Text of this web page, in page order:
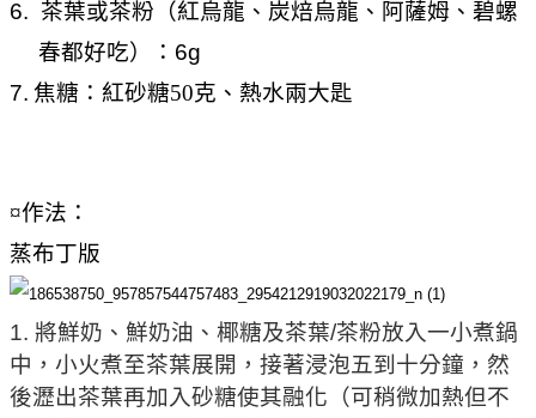
6. 茶葉或茶粉（紅烏龍、炭焙烏龍、阿薩姆、碧螺
春都好吃）：6g
7. 焦糖：紅砂糖50克、熱水兩大匙
¤作法：
蒸布丁版
1. 將鮮奶、鮮奶油、椰糖及茶葉/茶粉放入一小煮鍋
中，小火煮至茶葉展開，接著浸泡五到十分鐘，然
後瀝出茶葉再加入砂糖使其融化（可稍微加熱但不